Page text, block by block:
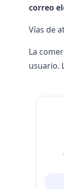
correo
Vías de
La
usuario.